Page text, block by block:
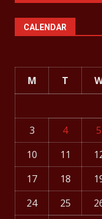
CALENDAR
M T
3
4 5
10
11
17
18
24
25